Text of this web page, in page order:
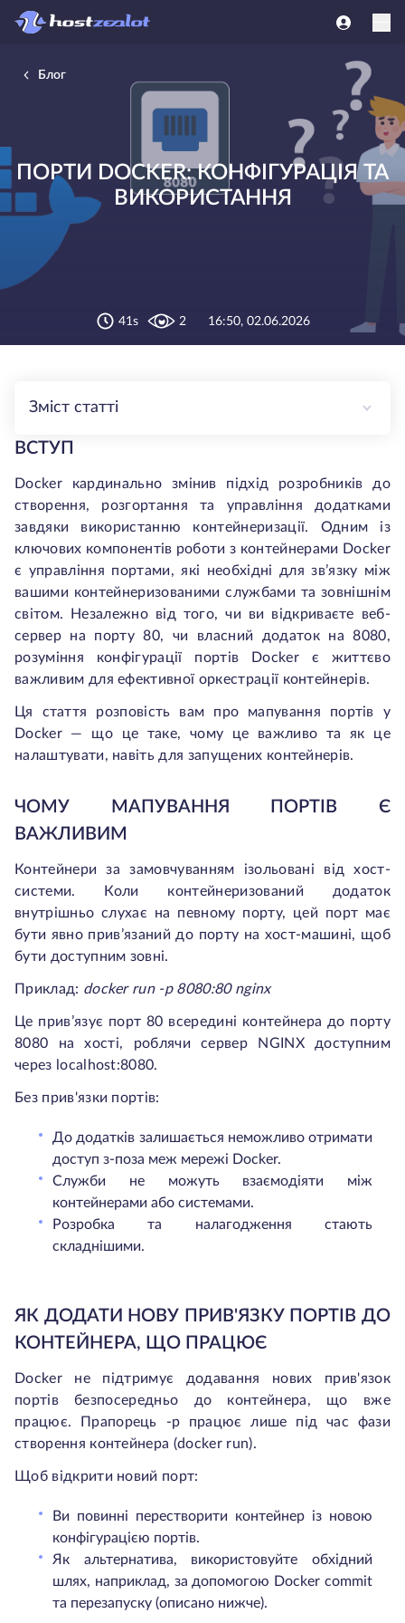
Блог
ПОРТИ DOCKER: КОНФІГУРАЦІЯ ТА
ВИКОРИСТАННЯ
41s 2 16:50, 02.06.2026
Зміст статті
ВСТУП
Docker кардинально змінив підхід розробників до
створення, розгортання та управління додатками
завдяки використанню контейнеризації. Одним із
ключових компонентів роботи з контейнерами Docker
є управління портами, які необхідні для зв’язку між
вашими контейнеризованими службами та зовнішнім
світом. Незалежно від того, чи ви відкриваєте веб-
сервер на порту 80, чи власний додаток на 8080,
розуміння конфігурації портів Docker є життєво
важливим для ефективної оркестрації контейнерів.
Ця стаття розповість вам про мапування портів у
Docker — що це таке, чому це важливо та як це
налаштувати, навіть для запущених контейнерів.
ЧОМУ МАПУВАННЯ ПОРТІВ Є
ВАЖЛИВИМ
Контейнери за замовчуванням ізольовані від хост-
системи. Коли контейнеризований додаток
внутрішньо слухає на певному порту, цей порт має
бути явно прив’язаний до порту на хост-машині, щоб
бути доступним зовні.
Приклад: docker run -p 8080:80 nginx
Це прив’язує порт 80 всередині контейнера до порту
8080 на хості, роблячи сервер NGINX доступним
через localhost:8080.
Без прив'язки портів:
До додатків залишається неможливо отримати
доступ з-поза меж мережі Docker.
Служби не можуть взаємодіяти між
контейнерами або системами.
Розробка та налагодження стають
складнішими.
ЯК ДОДАТИ НОВУ ПРИВ'ЯЗКУ ПОРТІВ ДО
КОНТЕЙНЕРА, ЩО ПРАЦЮЄ
Docker не підтримує додавання нових прив'язок
портів безпосередньо до контейнера, що вже
працює. Прапорець -p працює лише під час фази
створення контейнера (docker run).
Щоб відкрити новий порт:
Ви повинні перестворити контейнер із новою
конфігурацією портів.
Як альтернатива, використовуйте обхідний
шлях, наприклад, за допомогою Docker commit
та перезапуску (описано нижче).